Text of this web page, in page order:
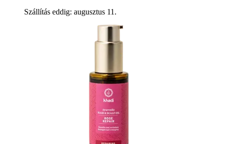
Szállítás eddig: augusztus 11.